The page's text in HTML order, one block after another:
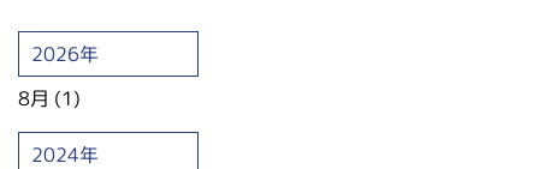
2026年
8月 (1)
2024年